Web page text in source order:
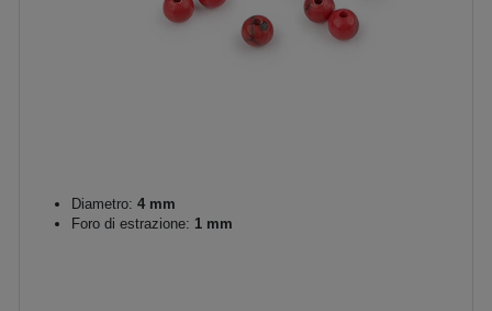
Diametro: 4 mm
Foro di estrazione: 1 mm